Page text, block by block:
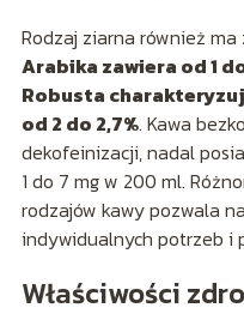
Rodzaj ziarna również
Arabika zawiera od 1
Robusta
od 2 do 2,7%. Kawa
dekofeinizacji, nadal
1 do 7 mg w 200 ml.
rodzajów kawy pozwala
indywidualnych potrzeb i
Właściwości